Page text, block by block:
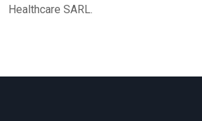
Healthcare SАRL.